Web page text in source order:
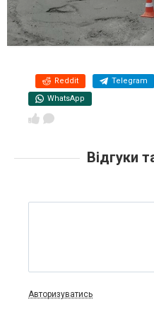
Reddit Telegram
WhatsApp
Відгуки
Авторизуватись